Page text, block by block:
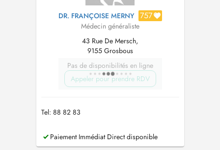
DR. FRANÇOISE MERNY 757
Médecin généraliste
43 Rue De Mersch,
9155 Grosbous
Pas de disponibilités en ligne
Appeler pour prendre RDV
Tel: 88 82 83
Paiement Immédiat Direct disponible